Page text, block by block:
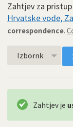
Zahtjev za
Hrvatske vode,
correspondence.
Izbornk
Zahtjev je